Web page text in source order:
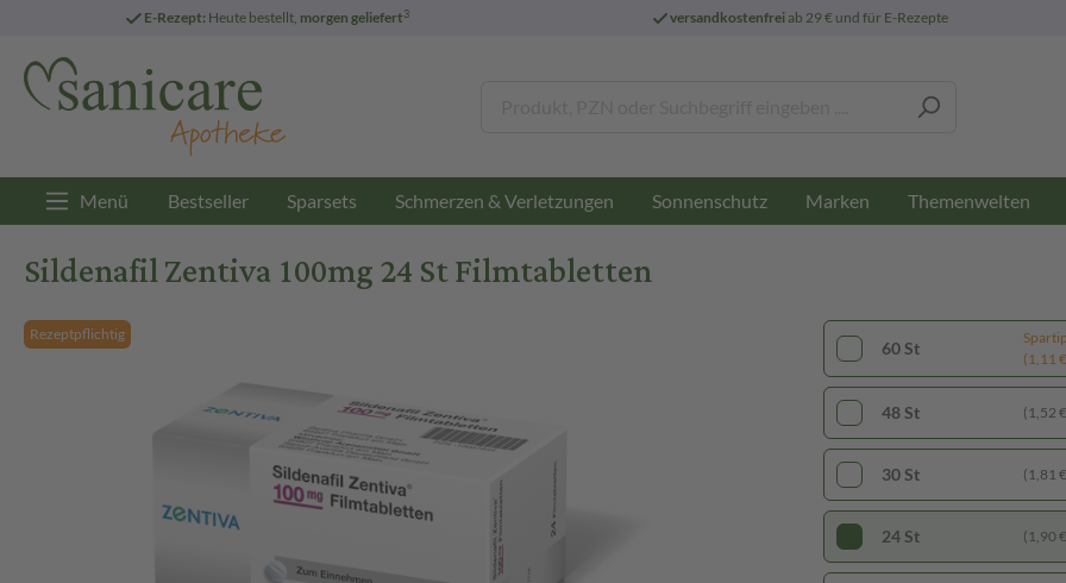
E-Rezept: Heute bestellt, morgen geliefert3 versandkostenfreiab 29 € und für E-Rezepte
Menü Bestseller Sparsets Schmerzen & Verletzungen Sonnenschutz Marken Themenwelten
Sildenafil Zentiva 100mg 24 St Filmtabletten
Rezeptpflichtig
60 St
(1,11
48 St (1,52
30 St (1,81
24 St (1,90